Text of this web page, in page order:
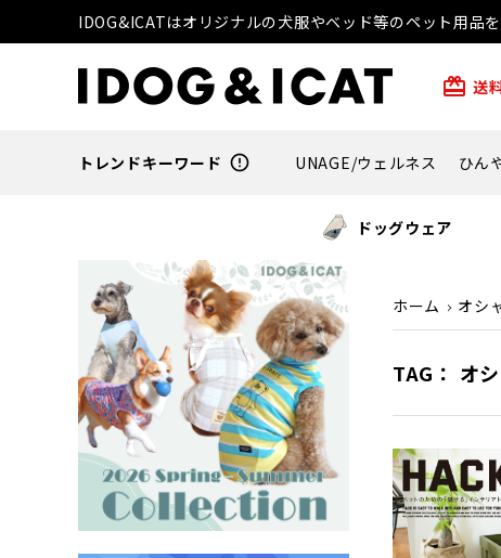
IDOG&ICATはオリジナルの犬服やベッド等のペット用品
card_giftcard 送
トレンドキーワード error_outline UNAGE/ウェルネス ひん
ドッグウェア
ホーム オシ
TAG： オ